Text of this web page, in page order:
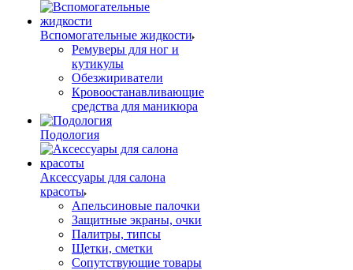
Вспомогательные жидкости
Ремуверы для ног и
кутикулы
Обезжириватели
Кровоостанавливающие
средства для маникюра
Подология
Аксессуары для салона
красоты
Апельсиновые палочки
Защитные экраны, очки
Палитры, типсы
Щетки, сметки
Сопутствующие товары